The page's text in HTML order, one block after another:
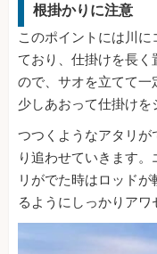
根掛かりに注意
このポイントには川
ており、仕掛けを長く
ので、サオを立てて一
少しあおって仕掛けを
つつくようなアタリ
り追わせていきます
リがでた時はロッド
るようにしっかりアワ